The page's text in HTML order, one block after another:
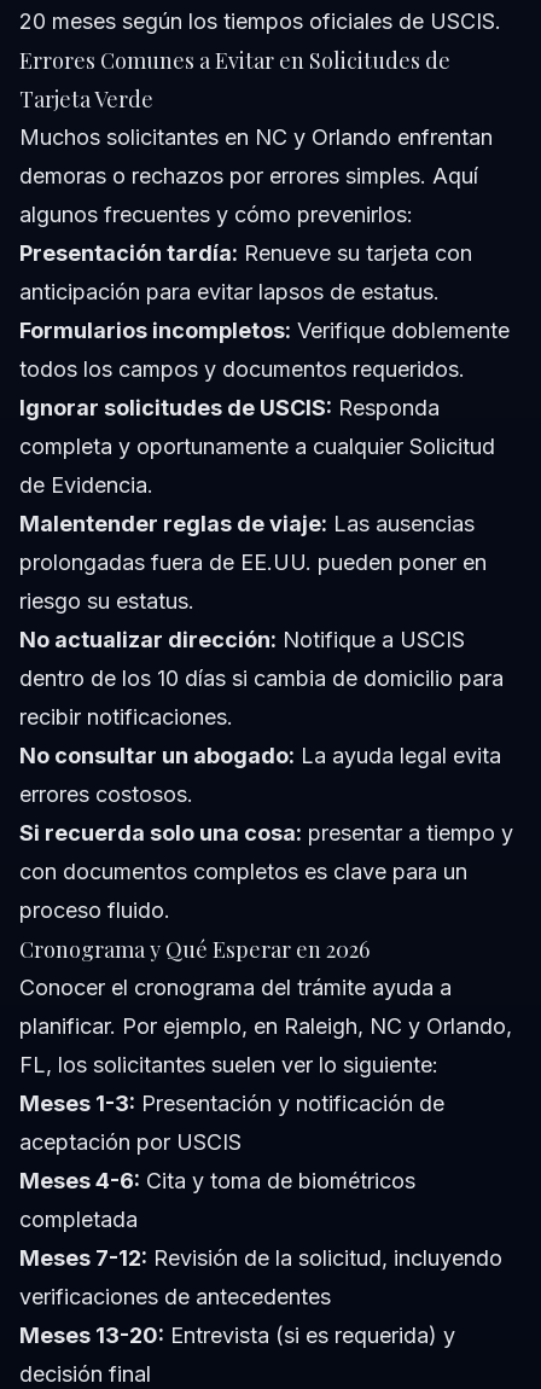
20 meses según los tiempos oficiales de USCIS.
Errores Comunes a Evitar en Solicitudes de
Tarjeta Verde
Muchos solicitantes en NC y Orlando enfrentan
demoras o rechazos por errores simples. Aquí
algunos frecuentes y cómo prevenirlos:
Presentación tardía: Renueve su tarjeta con
anticipación para evitar lapsos de estatus.
Formularios incompletos: Verifique doblemente
todos los campos y documentos requeridos.
Ignorar solicitudes de USCIS: Responda
completa y oportunamente a cualquier Solicitud
de Evidencia.
Malentender reglas de viaje: Las ausencias
prolongadas fuera de EE.UU. pueden poner en
riesgo su estatus.
No actualizar dirección: Notifique a USCIS
dentro de los 10 días si cambia de domicilio para
recibir notificaciones.
No consultar un abogado: La ayuda legal evita
errores costosos.
Si recuerda solo una cosa: presentar a tiempo y
con documentos completos es clave para un
proceso fluido.
Cronograma y Qué Esperar en 2026
Conocer el cronograma del trámite ayuda a
planificar. Por ejemplo, en Raleigh, NC y Orlando,
FL, los solicitantes suelen ver lo siguiente:
Meses 1-3: Presentación y notificación de
aceptación por USCIS
Meses 4-6: Cita y toma de biométricos
completada
Meses 7-12: Revisión de la solicitud, incluyendo
verificaciones de antecedentes
Meses 13-20: Entrevista (si es requerida) y
decisión final